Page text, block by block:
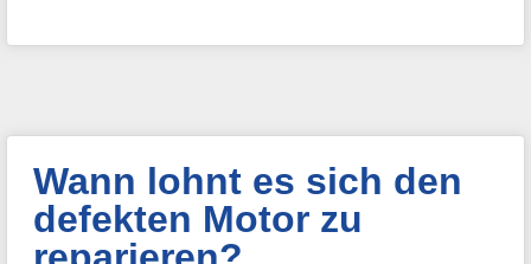
Wann lohnt es sich den
defekten Motor zu